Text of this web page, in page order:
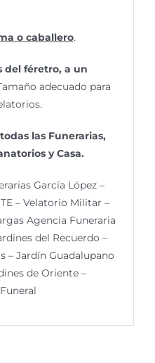
o caballero.
del féretro, a un
adecuado para
las Funerarias,
y Casa.
García López –
– Velatorio Militar –
Agencia Funeraria
del Recuerdo –
– Jardín Guadalupano
de Oriente –